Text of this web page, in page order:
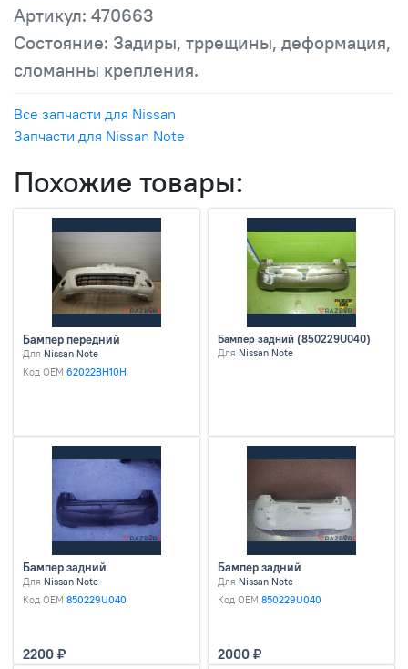
Артикул: 470663
Состояние: Задиры, тррещины, деформация,
сломанны крепления.
Все запчасти для Nissan
Запчасти для Nissan Note
Похожие товары:
Бампер передний
Для Nissan Note
Код OEM 62022BH10H
Бампер задний (850229U040)
Для Nissan Note
Бампер задний
Для Nissan Note
Код OEM 850229U040
2200
Бампер задний
Для Nissan Note
Код OEM 850229U040
2000